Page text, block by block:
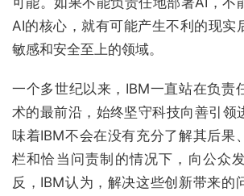
AI的核心，就有可能产生不利的现实
敏感和安全至上的领域。
一个多世纪以来，IBM一直站在负责
术的最前沿，始终坚守科技向善引领
味着IBM不会在没有充分了解其后果
栏和恰当问责制的情况下，向公众
反，IBM认为，解决这些创新带来的